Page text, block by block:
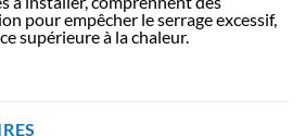
pour empêcher le serrage excessif,
supérieure à la chaleur.